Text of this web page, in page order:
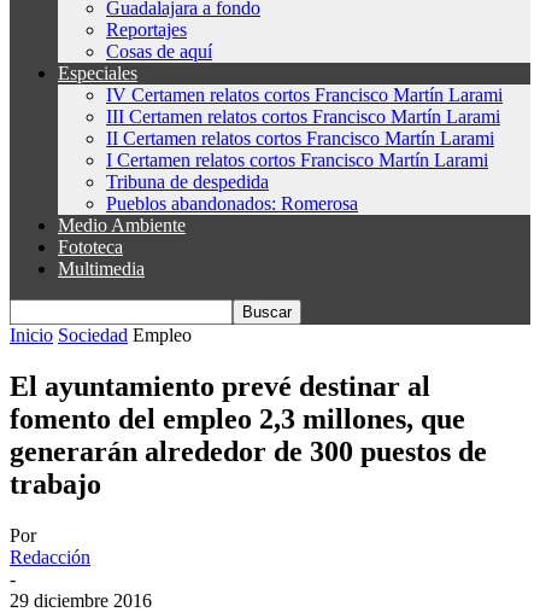
Guadalajara a fondo
Reportajes
Cosas de aquí
Especiales
IV Certamen relatos cortos Francisco Martín Larami
III Certamen relatos cortos Francisco Martín Larami
II Certamen relatos cortos Francisco Martín Larami
I Certamen relatos cortos Francisco Martín Larami
Tribuna de despedida
Pueblos abandonados: Romerosa
Medio Ambiente
Fototeca
Multimedia
Inicio Sociedad Empleo
El ayuntamiento prevé destinar al
fomento del empleo 2,3 millones, que
generarán alrededor de 300 puestos de
trabajo
Por
Redacción
-
29 diciembre 2016